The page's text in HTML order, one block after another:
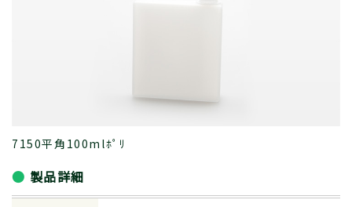
7150平角100mlﾎﾟﾘ
製品詳細